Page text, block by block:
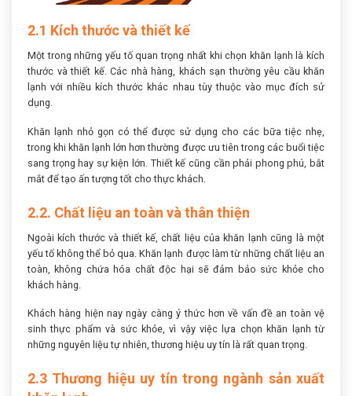
2.1 Kích thước và thiết kế
Một trong những yếu tố quan trọng nhất khi chọn khăn lạnh là kích
thước và thiết kế. Các nhà hàng, khách sạn thường yêu cầu khăn
lạnh với nhiều kích thước khác nhau tùy thuộc vào mục đích sử
dụng.
Khăn lạnh nhỏ gọn có thể được sử dụng cho các bữa tiệc nhẹ,
trong khi khăn lạnh lớn hơn thường được ưu tiên trong các buổi tiệc
sang trọng hay sự kiện lớn. Thiết kế cũng cần phải phong phú, bắt
mắt để tạo ấn tượng tốt cho thực khách.
2.2. Chất liệu an toàn và thân thiện
Ngoài kích thước và thiết kế, chất liệu của khăn lạnh cũng là một
yếu tố không thể bỏ qua. Khăn lạnh được làm từ những chất liệu an
toàn, không chứa hóa chất độc hại sẽ đảm bảo sức khỏe cho
khách hàng.
Khách hàng hiện nay ngày càng ý thức hơn về vấn đề an toàn vệ
sinh thực phẩm và sức khỏe, vì vậy việc lựa chọn khăn lạnh từ
những nguyên liệu tự nhiên, thương hiệu uy tín là rất quan trọng.
2.3 Thương hiệu uy tín trong ngành sản xuất